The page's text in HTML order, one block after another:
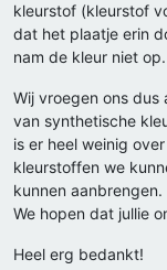
kleurstof (kleurstof
dat het plaatje erin
nam de kleur niet op.
Wij vroegen ons
van synthetische
is er heel weinig
kleurstoffen we
kunnen aanbrengen.
We hopen dat jullie
Heel erg bedankt!